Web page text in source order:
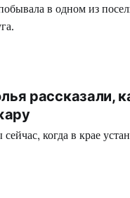
в одном из
рассказали,
когда в крае